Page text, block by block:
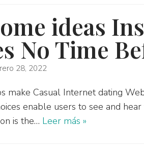
ideas
No Time
28, 2022
make Casual Internet dating
enable users to see and
is the… Leer más »